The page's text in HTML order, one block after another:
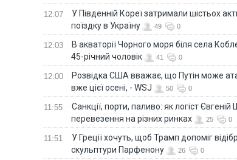
12:07
У Південній Кореї затримали шістьох
поїздку в Україну
49 0
12:03
В акваторії Чорного моря біля села
45-річний чоловік
41 0
12:00
Розвідка США вважає, що Путін може
вже цієї осені, - WSJ
50 0
11:55
Санкції, порти, паливо: як логіст
перевезення на різних ринках
25 0
11:51
У Греції хочуть, щоб Трамп допоміг
скульптури Парфенону
26 0